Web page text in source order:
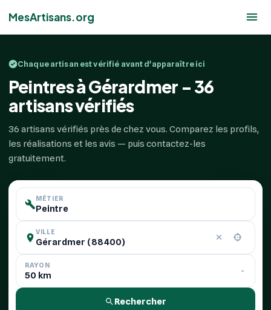
MesArtisans.org
Chaque artisan est vérifié avant d'apparaître ici
Peintres à Gérardmer - 36
artisans vérifiés
36 artisans vérifiés près de chez vous. Comparez les profils,
les réalisations et les avis — puis contactez-les
gratuitement.
MÉTIER
VILLE
RAYON
Rechercher